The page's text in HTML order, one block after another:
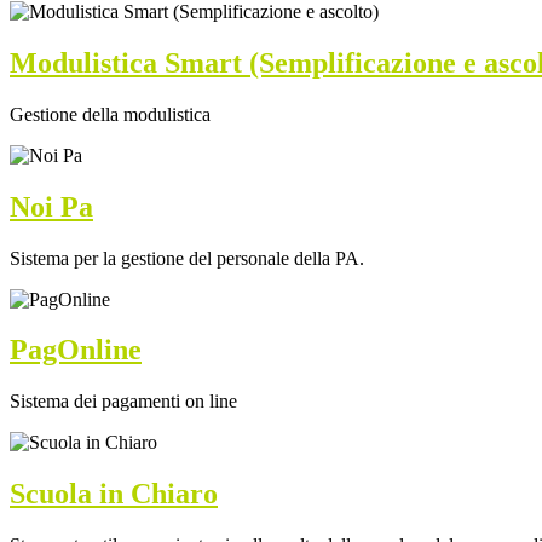
Modulistica Smart (Semplificazione e
Gestione della modulistica
Noi Pa
Sistema per la gestione del personale della PA.
PagOnline
Sistema dei pagamenti on line
Scuola in Chiaro